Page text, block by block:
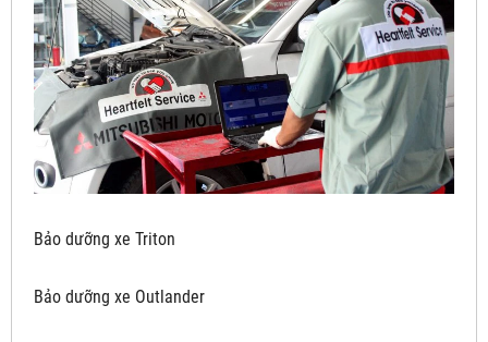
Bảo dưỡng xe Triton
Bảo dưỡng xe Outlander